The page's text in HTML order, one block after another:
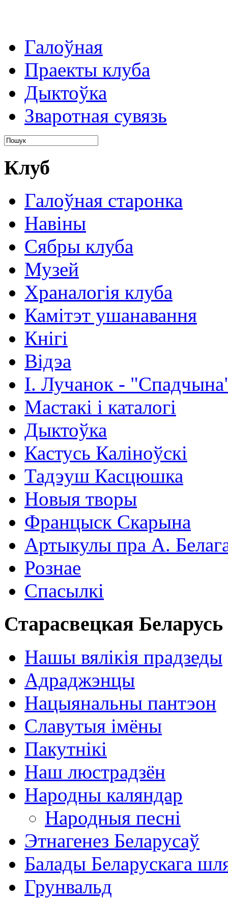
Галоўная
Праекты клуба
Дыктоўка
Зваротная сувязь
Клуб
Галоўная старонка
Навіны
Сябры клуба
Музей
Храналогія клуба
Камітэт ушанавання
Кнігі
Відэа
І. Лучанок -
Мастакі i каталогi
Дыктоўка
Кастусь Каліноўскі
Тадэуш Касцюшка
Новыя творы
Францыск Скарына
Артыкулы пра А.
Рознае
Спасылкі
Старасвецкая Беларусь
Нашы вялікія прадзеды
Адраджэнцы
Нацыянальны пантэон
Славутыя імёны
Пакутнікі
Наш люстрадзён
Народны каляндар
Народныя песні
Этнагенез Беларусаў
Балады Беларускага
Грунвальд